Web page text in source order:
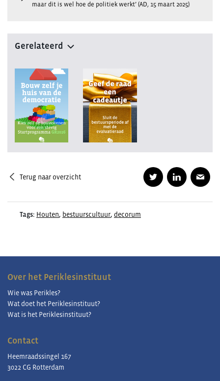
maar dit is wel hoe de politiek werkt’ (AD, 15 maart 2025)
Gerelateerd
Terug naar overzicht
Tags: Houten, bestuurscultuur, decorum
Over het Periklesinstituut
Wie was Perikles?
Wat doet het Periklesinstituut?
Wat is het Periklesinstituut?
Contact
Heemraadssingel 167
3022 CG Rotterdam